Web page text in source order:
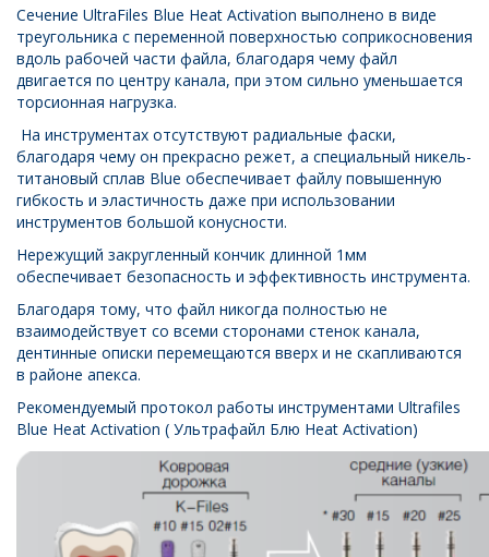
Сечение UltraFiles Blue Heat Activation выполнено в виде
треугольника с переменной поверхностью соприкосновения
вдоль рабочей части файла, благодаря чему файл
двигается по центру канала, при этом сильно уменьшается
торсионная нагрузка.
На инструментах отсутствуют радиальные фаски,
благодаря чему он прекрасно режет, а специальный никель-
титановый сплав Blue обеспечивает файлу повышенную
гибкость и эластичность даже при использовании
инструментов большой конусности.
Нережущий закругленный кончик длинной 1мм
обеспечивает безопасность и эффективность инструмента.
Благодаря тому, что файл никогда полностью не
взаимодействует со всеми сторонами стенок канала,
дентинные описки перемещаются вверх и не скапливаются
в районе апекса.
Рекомендуемый протокол работы инструментами Ultrafiles
Blue Heat Activation ( Ультрафайл Блю Heat Activation)